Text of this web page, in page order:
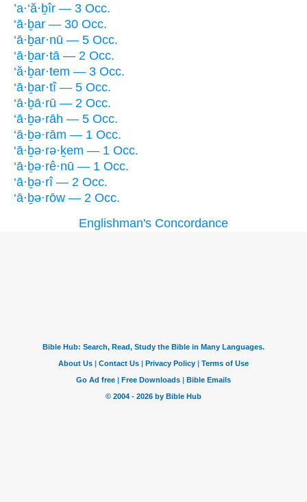
’a·‘ă·ḇîr — 3 Occ.
‘ā·ḇar — 30 Occ.
‘ā·ḇar·nū — 5 Occ.
‘ā·ḇar·tā — 2 Occ.
‘ă·ḇar·tem — 3 Occ.
‘ā·ḇar·tî — 5 Occ.
‘ā·ḇā·rū — 2 Occ.
‘ā·ḇə·rāh — 5 Occ.
‘ā·ḇə·rām — 1 Occ.
‘ā·ḇə·rə·ḵem — 1 Occ.
‘ā·ḇə·rê·nū — 1 Occ.
‘ā·ḇə·rî — 2 Occ.
‘ā·ḇə·rōw — 2 Occ.
Englishman's Concordance